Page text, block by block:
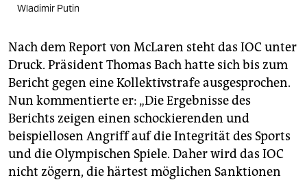
Wladimir Putin
Nach dem Report von McLaren steht das IOC unter
Druck. Präsident Thomas Bach hatte sich bis zum
Bericht gegen eine Kollektivstrafe ausgesprochen.
Nun kommentierte er: „Die Ergebnisse des
Berichts zeigen einen schockierenden und
beispiellosen Angriff auf die Integrität des Sports
und die Olympischen Spiele. Daher wird das IOC
nicht zögern, die härtest möglichen Sanktionen